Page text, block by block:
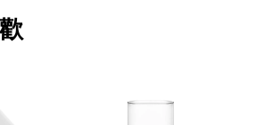
。希望賣家能多選賣更多商